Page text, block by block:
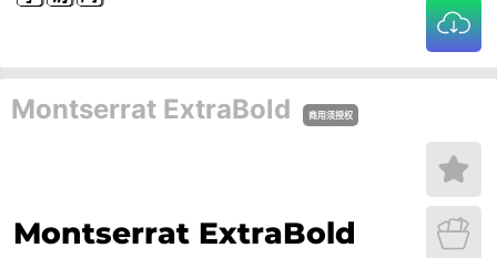
Montserrat ExtraBold 商用须授权